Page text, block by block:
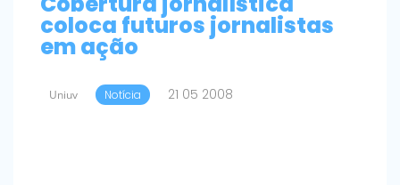
coloca futuros jornalistas
em ação
Uniuv Notícia 21 05 2008